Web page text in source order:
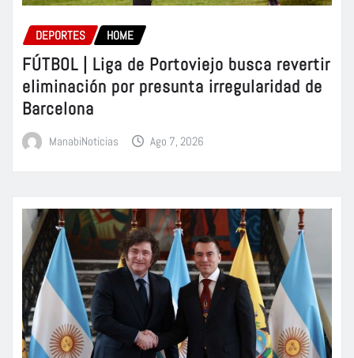
DEPORTES HOME
FÚTBOL | Liga de Portoviejo busca revertir
eliminación por presunta irregularidad de
Barcelona
ManabiNoticias Ago 7, 2026